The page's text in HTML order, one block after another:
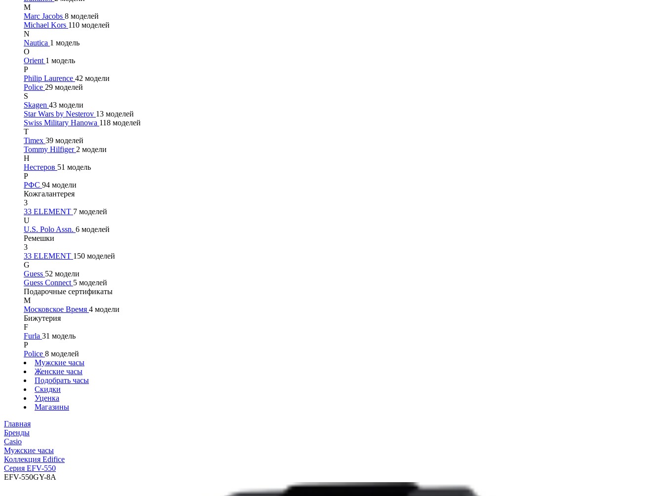
M
Marc Jacobs 8 моделей
Michael Kors 110 моделей
N
Nautica 1 модель
O
Orient 1 модель
P
Philip Laurence 42 модели
Police 29 моделей
S
Skagen 43 модели
Star Wars by Nesterov 13 моделей
Swiss Military Hanowa 118 моделей
T
Timex 39 моделей
Tommy Hilfiger 2 модели
Н
Нестеров 51 модель
Р
РФС 94 модели
Кожгалантерея
3
33 ELEMENT 7 моделей
U
U.S. Polo Assn. 6 моделей
Ремешки
3
33 ELEMENT 150 моделей
G
Guess 52 модели
Guess Connect 5 моделей
Подарочные сертификаты
М
Московское Время 4 модели
Бижутерия
F
Furla 31 модель
P
Police 8 моделей
Мужские часы
Женские часы
Подобрать часы
Скидки
Уценка
Магазины
Главная
Бренды
Casio
Мужские часы
Коллекция Edifice
Серия EFV-550
EFV-550GY-8A